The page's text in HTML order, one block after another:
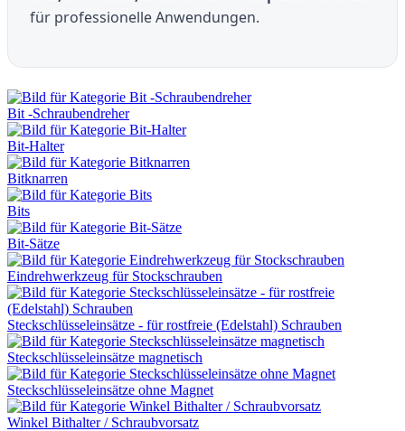
für professionelle Anwendungen.
Bit -Schraubendreher
Bit-Halter
Bitknarren
Bits
Bit-Sätze
Eindrehwerkzeug für Stockschrauben
Steckschlüsseleinsätze - für rostfreie (Edelstahl) Schrauben
Steckschlüsseleinsätze magnetisch
Steckschlüsseleinsätze ohne Magnet
Winkel Bithalter / Schraubvorsatz